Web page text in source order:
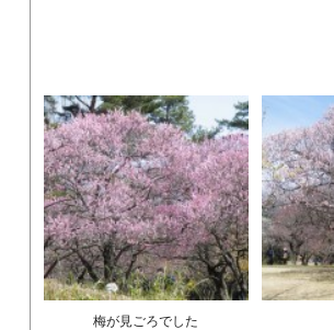
梅が見ごろでした